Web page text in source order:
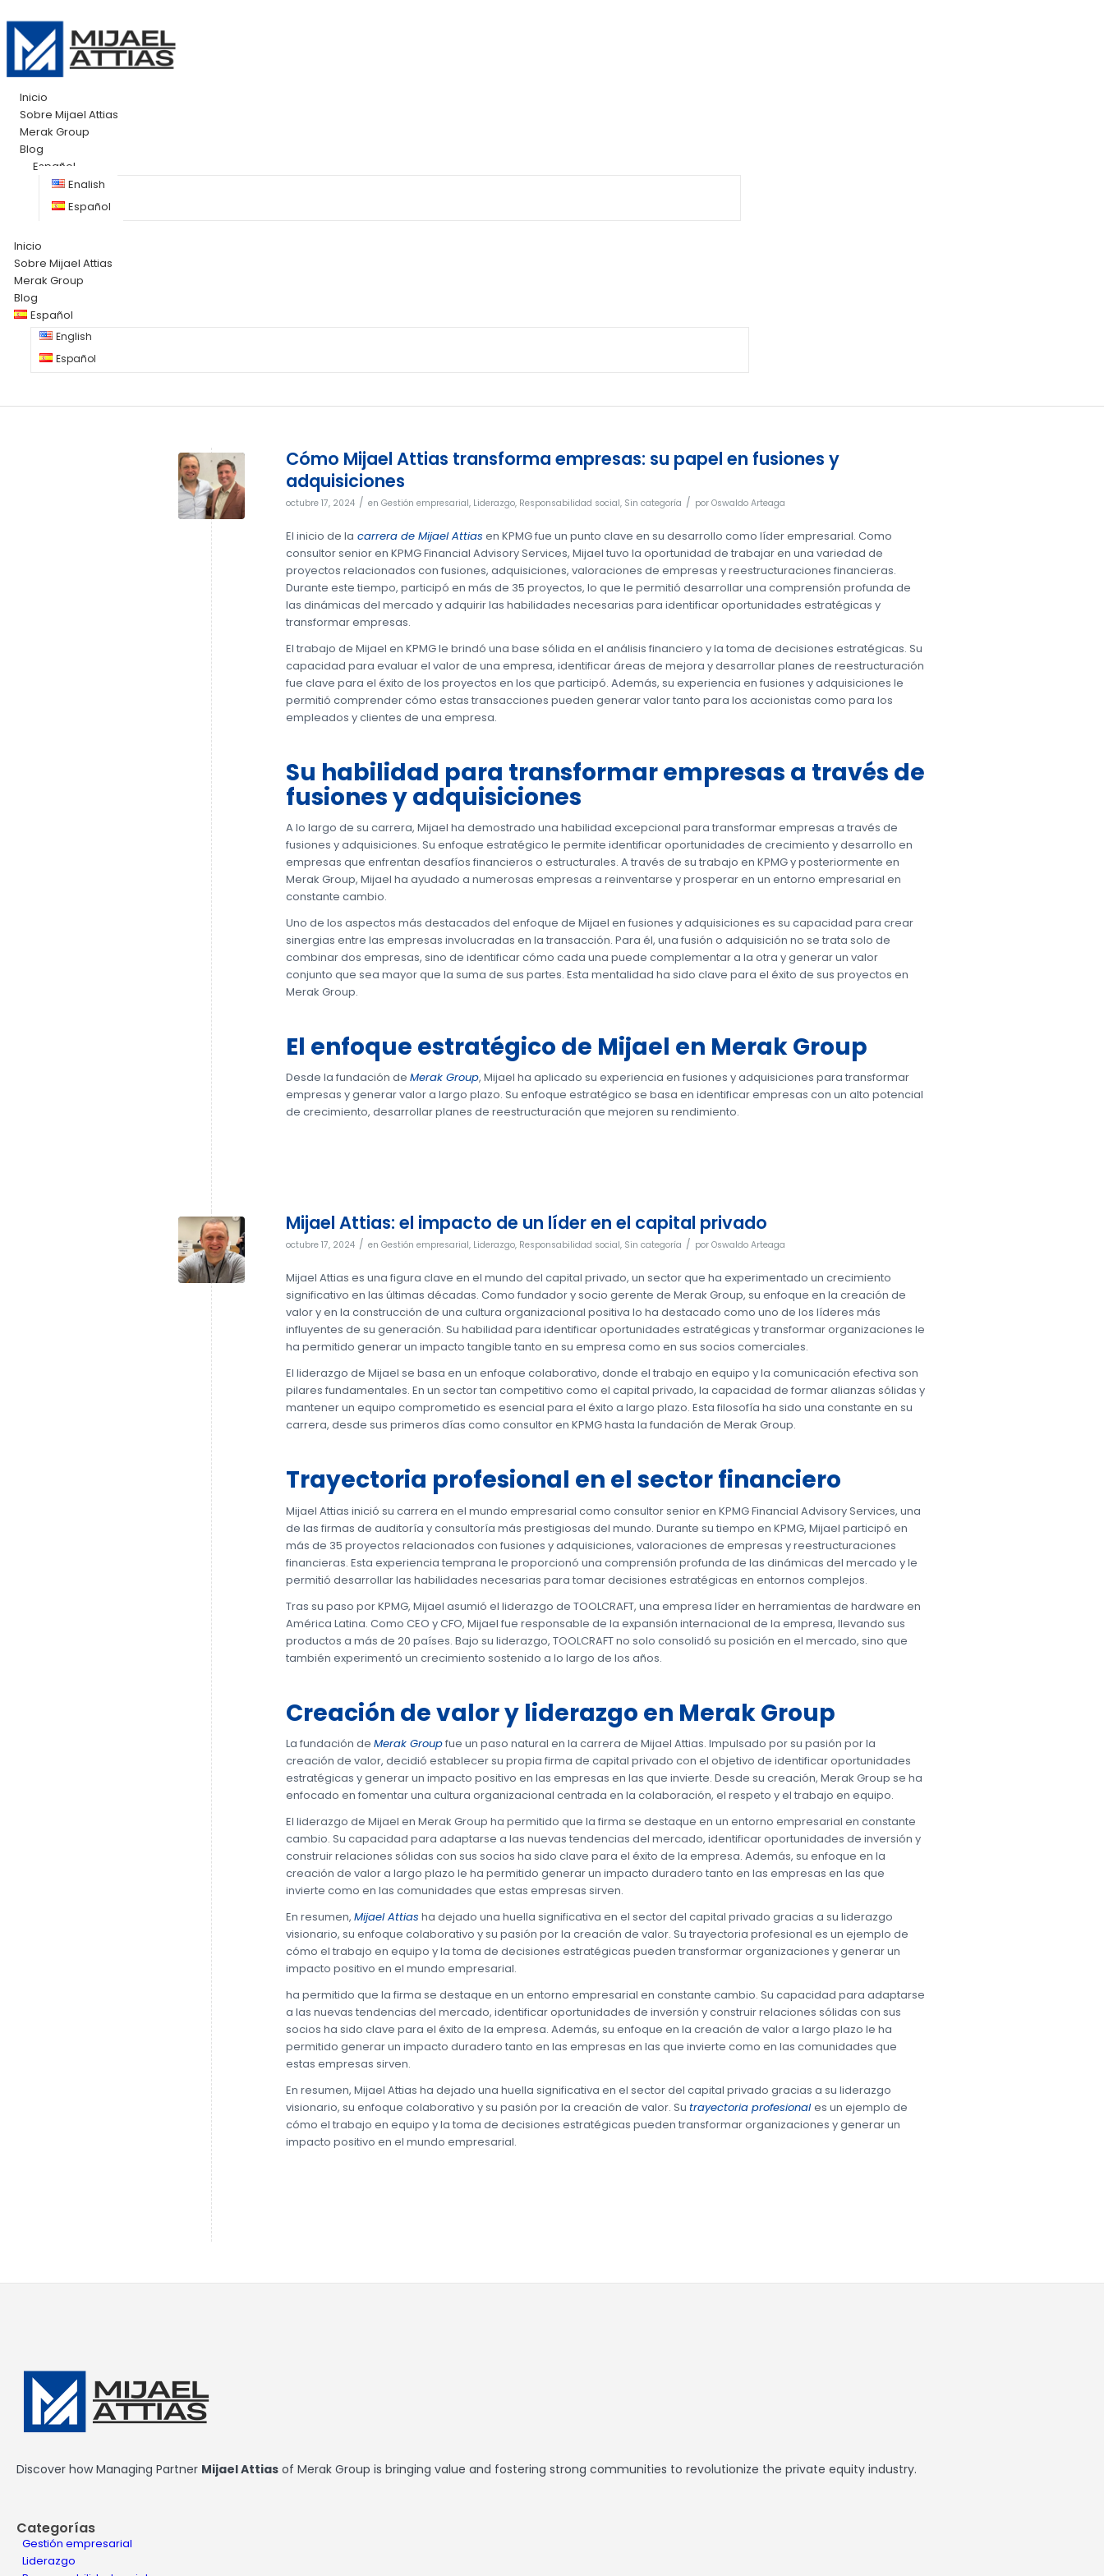
Inicio
Sobre Mijael Attias
Merak Group
Blog
Español
English
Español
Inicio
Sobre Mijael Attias
Merak Group
Blog
Español
English
Español
Cómo Mijael Attias transforma empresas: su papel en fusiones y
adquisiciones
octubre 17, 2024 / en Gestión empresarial, Liderazgo, Responsabilidad social, Sin categoría / por Oswaldo Arteaga
El inicio de la carrera de Mijael Attias en KPMG fue un punto clave en su desarrollo como líder empresarial. Como
consultor senior en KPMG Financial Advisory Services, Mijael tuvo la oportunidad de trabajar en una variedad de
proyectos relacionados con fusiones, adquisiciones, valoraciones de empresas y reestructuraciones financieras.
Durante este tiempo, participó en más de 35 proyectos, lo que le permitió desarrollar una comprensión profunda de
las dinámicas del mercado y adquirir las habilidades necesarias para identificar oportunidades estratégicas y
transformar empresas.
El trabajo de Mijael en KPMG le brindó una base sólida en el análisis financiero y la toma de decisiones estratégicas. Su
capacidad para evaluar el valor de una empresa, identificar áreas de mejora y desarrollar planes de reestructuración
fue clave para el éxito de los proyectos en los que participó. Además, su experiencia en fusiones y adquisiciones le
permitió comprender cómo estas transacciones pueden generar valor tanto para los accionistas como para los
empleados y clientes de una empresa.
Su habilidad para transformar empresas a través de
fusiones y adquisiciones
A lo largo de su carrera, Mijael ha demostrado una habilidad excepcional para transformar empresas a través de
fusiones y adquisiciones. Su enfoque estratégico le permite identificar oportunidades de crecimiento y desarrollo en
empresas que enfrentan desafíos financieros o estructurales. A través de su trabajo en KPMG y posteriormente en
Merak Group, Mijael ha ayudado a numerosas empresas a reinventarse y prosperar en un entorno empresarial en
constante cambio.
Uno de los aspectos más destacados del enfoque de Mijael en fusiones y adquisiciones es su capacidad para crear
sinergias entre las empresas involucradas en la transacción. Para él, una fusión o adquisición no se trata solo de
combinar dos empresas, sino de identificar cómo cada una puede complementar a la otra y generar un valor
conjunto que sea mayor que la suma de sus partes. Esta mentalidad ha sido clave para el éxito de sus proyectos en
Merak Group.
El enfoque estratégico de Mijael en Merak Group
Desde la fundación de Merak Group, Mijael ha aplicado su experiencia en fusiones y adquisiciones para transformar
empresas y generar valor a largo plazo. Su enfoque estratégico se basa en identificar empresas con un alto potencial
de crecimiento, desarrollar planes de reestructuración que mejoren su rendimiento.
Mijael Attias: el impacto de un líder en el capital privado
octubre 17, 2024 / en Gestión empresarial, Liderazgo, Responsabilidad social, Sin categoría / por Oswaldo Arteaga
Mijael Attias es una figura clave en el mundo del capital privado, un sector que ha experimentado un crecimiento
significativo en las últimas décadas. Como fundador y socio gerente de Merak Group, su enfoque en la creación de
valor y en la construcción de una cultura organizacional positiva lo ha destacado como uno de los líderes más
influyentes de su generación. Su habilidad para identificar oportunidades estratégicas y transformar organizaciones le
ha permitido generar un impacto tangible tanto en su empresa como en sus socios comerciales.
El liderazgo de Mijael se basa en un enfoque colaborativo, donde el trabajo en equipo y la comunicación efectiva son
pilares fundamentales. En un sector tan competitivo como el capital privado, la capacidad de formar alianzas sólidas y
mantener un equipo comprometido es esencial para el éxito a largo plazo. Esta filosofía ha sido una constante en su
carrera, desde sus primeros días como consultor en KPMG hasta la fundación de Merak Group.
Trayectoria profesional en el sector financiero
Mijael Attias inició su carrera en el mundo empresarial como consultor senior en KPMG Financial Advisory Services, una
de las firmas de auditoría y consultoría más prestigiosas del mundo. Durante su tiempo en KPMG, Mijael participó en
más de 35 proyectos relacionados con fusiones y adquisiciones, valoraciones de empresas y reestructuraciones
financieras. Esta experiencia temprana le proporcionó una comprensión profunda de las dinámicas del mercado y le
permitió desarrollar las habilidades necesarias para tomar decisiones estratégicas en entornos complejos.
Tras su paso por KPMG, Mijael asumió el liderazgo de TOOLCRAFT, una empresa líder en herramientas de hardware en
América Latina. Como CEO y CFO, Mijael fue responsable de la expansión internacional de la empresa, llevando sus
productos a más de 20 países. Bajo su liderazgo, TOOLCRAFT no solo consolidó su posición en el mercado, sino que
también experimentó un crecimiento sostenido a lo largo de los años.
Creación de valor y liderazgo en Merak Group
La fundación de Merak Groupfue un paso natural en la carrera de Mijael Attias. Impulsado por su pasión por la
creación de valor, decidió establecer su propia firma de capital privado con el objetivo de identificar oportunidades
estratégicas y generar un impacto positivo en las empresas en las que invierte. Desde su creación, Merak Group se ha
enfocado en fomentar una cultura organizacional centrada en la colaboración, el respeto y el trabajo en equipo.
El liderazgo de Mijael en Merak Group ha permitido que la firma se destaque en un entorno empresarial en constante
cambio. Su capacidad para adaptarse a las nuevas tendencias del mercado, identificar oportunidades de inversión y
construir relaciones sólidas con sus socios ha sido clave para el éxito de la empresa. Además, su enfoque en la
creación de valor a largo plazo le ha permitido generar un impacto duradero tanto en las empresas en las que
invierte como en las comunidades que estas empresas sirven.
En resumen, Mijael Attias ha dejado una huella significativa en el sector del capital privado gracias a su liderazgo
visionario, su enfoque colaborativo y su pasión por la creación de valor. Su trayectoria profesional es un ejemplo de
cómo el trabajo en equipo y la toma de decisiones estratégicas pueden transformar organizaciones y generar un
impacto positivo en el mundo empresarial.
ha permitido que la firma se destaque en un entorno empresarial en constante cambio. Su capacidad para adaptarse
a las nuevas tendencias del mercado, identificar oportunidades de inversión y construir relaciones sólidas con sus
socios ha sido clave para el éxito de la empresa. Además, su enfoque en la creación de valor a largo plazo le ha
permitido generar un impacto duradero tanto en las empresas en las que invierte como en las comunidades que
estas empresas sirven.
En resumen, Mijael Attias ha dejado una huella significativa en el sector del capital privado gracias a su liderazgo
visionario, su enfoque colaborativo y su pasión por la creación de valor. Su trayectoria profesional es un ejemplo de
cómo el trabajo en equipo y la toma de decisiones estratégicas pueden transformar organizaciones y generar un
impacto positivo en el mundo empresarial.
Discover how Managing Partner Mijael Attias of Merak Group is bringing value and fostering strong communities to revolutionize the private equity industry.
Categorías
Gestión empresarial
Liderazgo